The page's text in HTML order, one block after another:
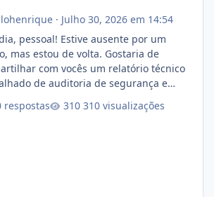
· Julho 30, 2026 em 14:54
pessoal! Estive ausente por um
mas estou de volta. Gostaria de
com vocês um relatório técnico
de auditoria de segurança e
em circulação e comercialização
respostas 310 visualizações